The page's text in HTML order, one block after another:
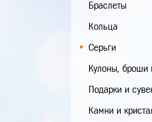
Браслеты
Кольца
Серьги
Кулоны, броши
Подарки и
Камни и